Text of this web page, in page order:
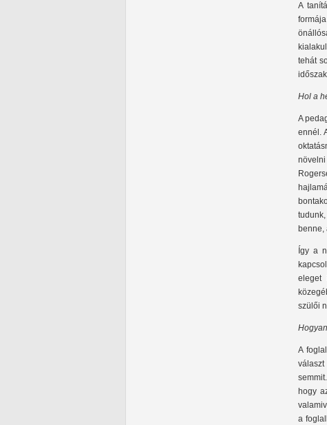
A
tehát
Hol a
A
ennél.
benne,
Így a
eleget
szülői
A
hogy
a